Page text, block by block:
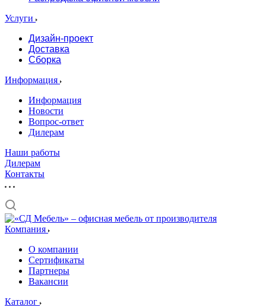
Услуги
Дизайн-проект
Доставка
Сборка
Информация
Информация
Новости
Вопрос-ответ
Дилерам
Наши работы
Дилерам
Контакты
Компания
О компании
Сертификаты
Партнеры
Вакансии
Каталог